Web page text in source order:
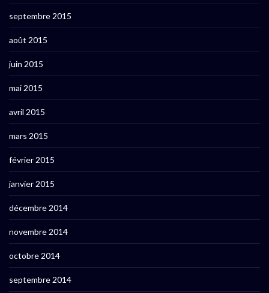
septembre 2015
août 2015
juin 2015
mai 2015
avril 2015
mars 2015
février 2015
janvier 2015
décembre 2014
novembre 2014
octobre 2014
septembre 2014